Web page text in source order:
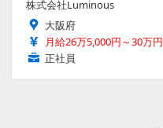
株式会社Luminous
大阪府
月給26万5,000円～30万円
正社員